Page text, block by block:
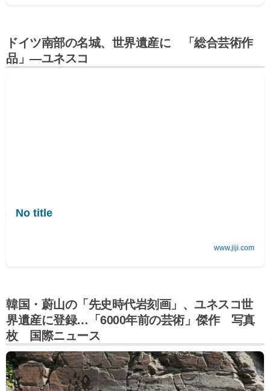
ドイツ南部の名城、世界遺産に 「総合芸術作
品」―ユネスコ
No title
www.jiji.com
韓国・蔚山の「先史時代岩刻画」、ユネスコ世
界遺産に登録…「6000年前の芸術」傑作 写真
枚 国際ニュース